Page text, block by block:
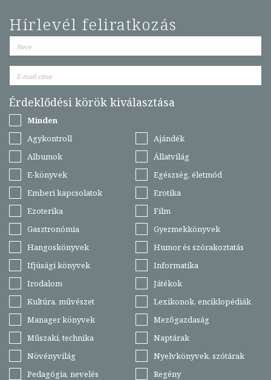
Hírlevél feliratkozás
Érdeklődési körök kiválasztása
Minden
Agykontroll
Ajándék
Albumok
Állatvilág
E-könyvek
Egészség, életmód
Emberi kapcsolatok
Erotika
Ezoterika
Film
Gasztronómia
Gyermekkönyvek
Hangoskönyvek
Humor és szórakoztatás
Ifjúsági könyvek
Informatika
Irodalom
Játékok
Kultúra, művészet
Lexikonok, enciklopédiák
Manager könyvek
Mezőgazdaság
Műszaki, technika
Naptárak
Növényvilág
Nyelvkönyvek, szótárak
Pedagógia, nevelés
Regény